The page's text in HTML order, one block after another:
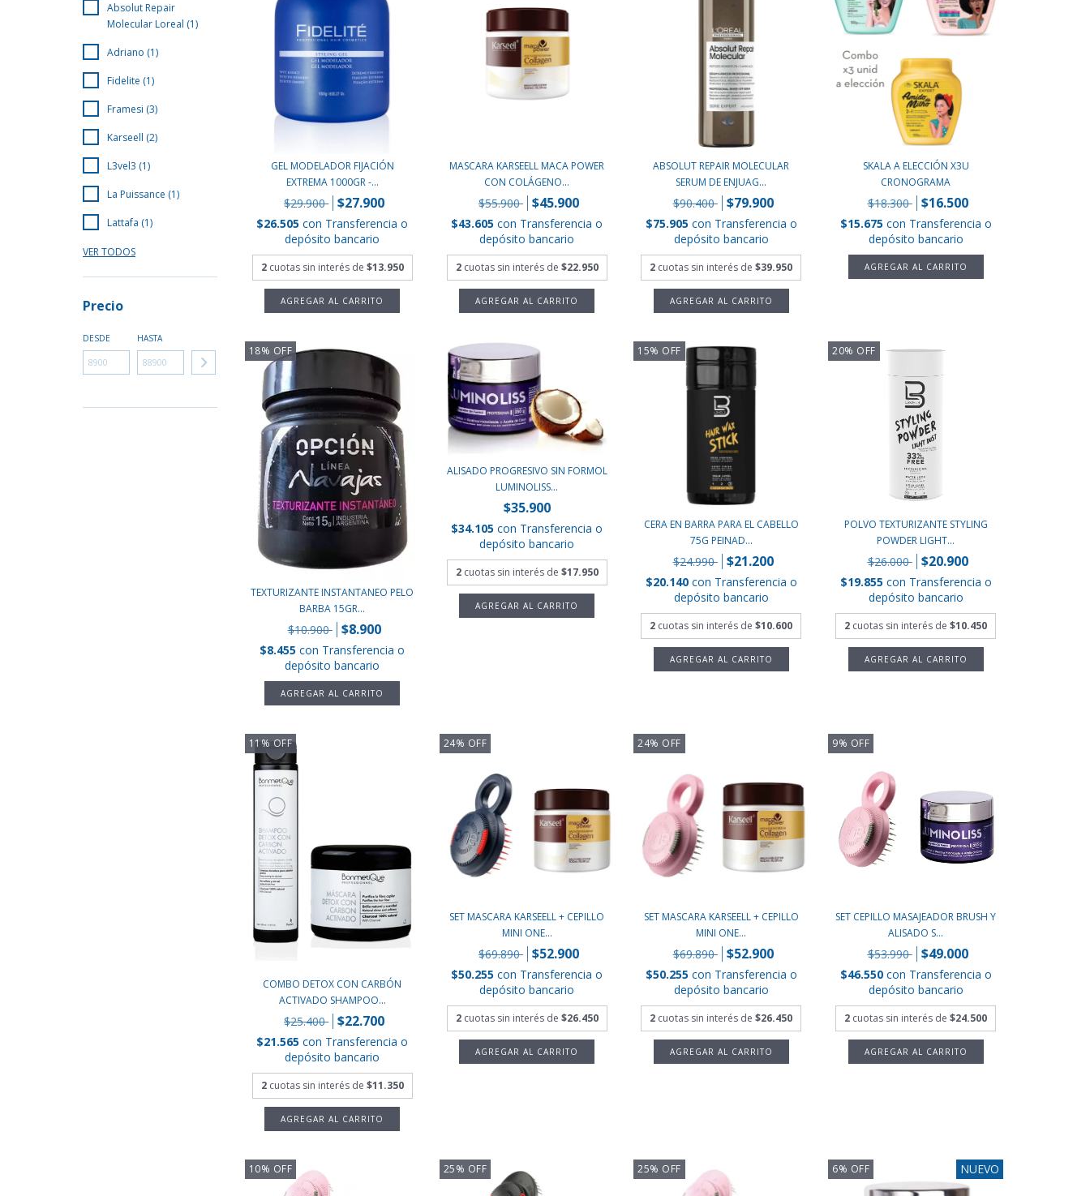
Absolut Repair
Molecular Loreal (1)
Adriano (1)
Fidelite (1)
Framesi (3)
Karseell (2)
L3vel3 (1)
La Puissance (1)
Lattafa (1)
VER TODOS
Precio
DESDE HASTA
GEL MODELADOR FIJACIÓN
EXTREMA 1000GR -...
$29.900 $27.900
$26.505con Transferencia o
depósito bancario
2 cuotas sin interés de $13.950
MASCARA KARSEELL MACA POWER
CON COLÁGENO...
$55.900 $45.900
$43.605con Transferencia o
depósito bancario
2 cuotas sin interés de $22.950
ABSOLUT REPAIR MOLECULAR
SERUM DE ENJUAG...
$90.400 $79.900
$75.905 con Transferencia o
depósito bancario
2 cuotas sin interés de$39.950
SKALA A ELECCIÓN X3U
CRONOGRAMA
$18.300 $16.500
$15.675 con Transferencia o
depósito bancario
18% OFF
TEXTURIZANTE INSTANTANEO PELO
BARBA 15GR...
$10.900 $8.900
$8.455con Transferencia o
depósito bancario
ALISADO PROGRESIVO SIN FORMOL
LUMINOLISS...
$35.900
$34.105con Transferencia o
depósito bancario
2 cuotas sin interés de $17.950
15% OFF
CERA EN BARRA PARA EL CABELLO
75G PEINAD...
$24.990 $21.200
$20.140 con Transferencia o
depósito bancario
2 cuotas sin interés de$10.600
20% OFF
POLVO TEXTURIZANTE STYLING
POWDER LIGHT...
$26.000 $20.900
$19.855 con Transferencia o
depósito bancario
2 cuotas sin interés de$10.450
11%OFF
COMBO DETOX CON CARBÓN
ACTIVADO SHAMPOO...
$25.400 $22.700
$21.565con Transferencia o
depósito bancario
2 cuotas sin interés de $11.350
24% OFF
SET MASCARA KARSEELL + CEPILLO
MINI ONE...
$69.890 $52.900
$50.255con Transferencia o
depósito bancario
2 cuotas sin interés de $26.450
24% OFF
SET MASCARA KARSEELL + CEPILLO
MINI ONE...
$69.890 $52.900
$50.255 con Transferencia o
depósito bancario
2 cuotas sin interés de$26.450
9% OFF
SET CEPILLO MASAJEADOR BRUSH Y
ALISADO S...
$53.990 $49.000
$46.550 con Transferencia o
depósito bancario
2 cuotas sin interés de$24.500
10% OFF 25% OFF 25% OFF 6% OFF NUEVO